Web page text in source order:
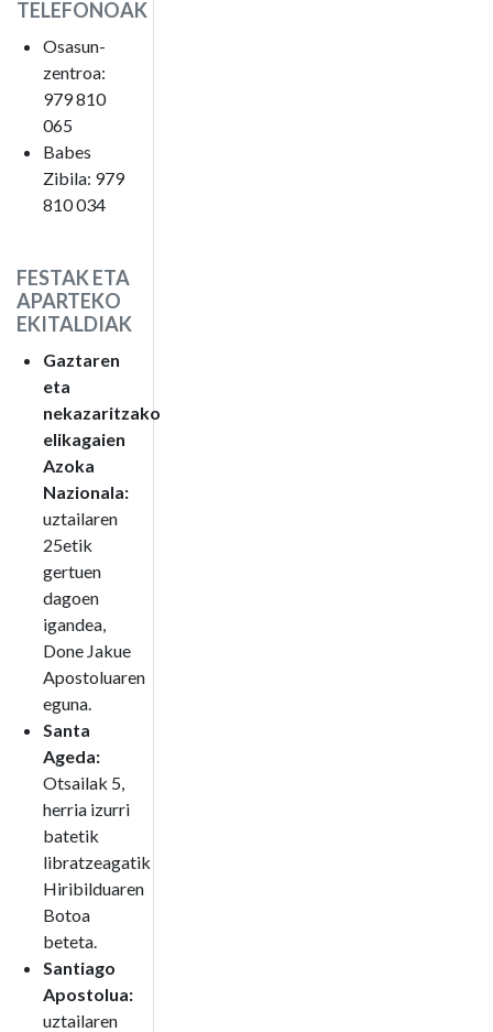
TELEFONOAK
Osasun-
zentroa:
979 810
065
Babes
Zibila: 979
810 034
FESTAK ETA
APARTEKO
EKITALDIAK
Gaztaren
eta
nekazaritzako
elikagaien
Azoka
Nazionala:
uztailaren
25etik
gertuen
dagoen
igandea,
Done Jakue
Apostoluaren
eguna.
Santa
Ageda:
Otsailak 5,
herria izurri
batetik
libratzeagatik
Hiribilduaren
Botoa
beteta.
Santiago
Apostolua:
uztailaren